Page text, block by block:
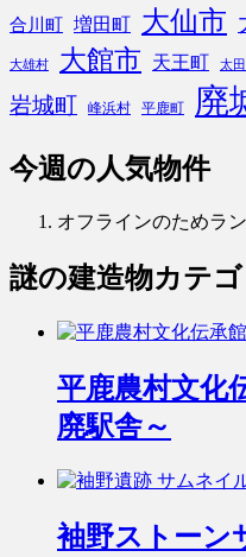
合川町 増田町 大仙市
大雄村 大館市 天王町 太
岩城町 峰浜村 平鹿町 廃
今週の人気物件
オフラインのためラ
謎の建造物カテ
平鹿農村文化
廃駅舎～
袖野ストーン